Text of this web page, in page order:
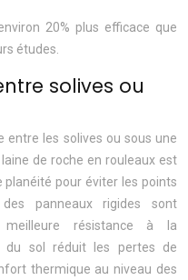
20% plus efficace que
études.
solives ou
entre les solives ou sous une
de roche en rouleaux est
pour éviter les points
panneaux rigides sont
résistance à la
du sol réduit les pertes de
thermique au niveau des